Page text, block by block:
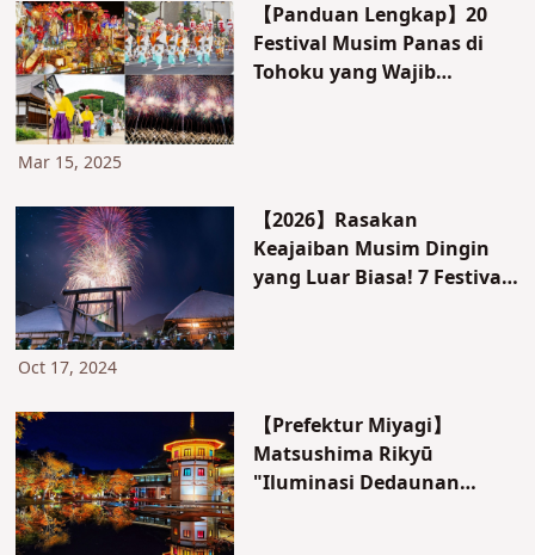
【Panduan Lengkap】20
Festival Musim Panas di
Tohoku yang Wajib
Mar 15, 2025
【2026】Rasakan
Keajaiban Musim Dingin
yang Luar Biasa! 7 Festival
Oct 17, 2024
【Prefektur Miyagi】
Matsushima Rikyū
"Iluminasi Dedaunan